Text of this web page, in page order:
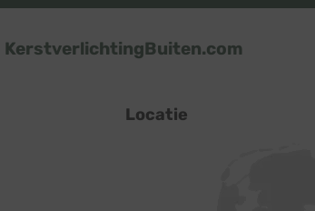
KerstverlichtingBuiten.com
Locatie